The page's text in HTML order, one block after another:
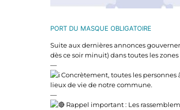
PORT DU MASQUE OBLIGATOIRE
Suite aux dernières annonces
dès ce soir minuit) dans toutes les
—
Concrètement, toutes les personnes
lieux de vie de notre commune.
—
Rappel important : Les